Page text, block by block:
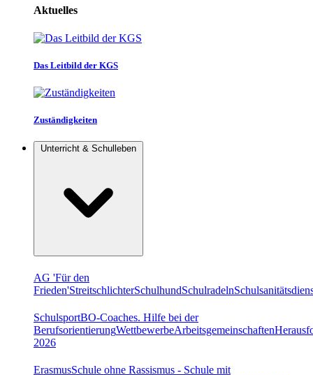
Aktuelles
Das Leitbild der KGS
Zuständigkeiten
Unterricht & Schulleben
AG 'Für den
Frieden'StreitschlichterSchulhundSchulradeln
SchulsportBO-Coaches. Hilfe bei der
BerufsorientierungWettbewerbeArbeitsgemeinschaften
2026
ErasmusSchule ohne Rassismus - Schule mit